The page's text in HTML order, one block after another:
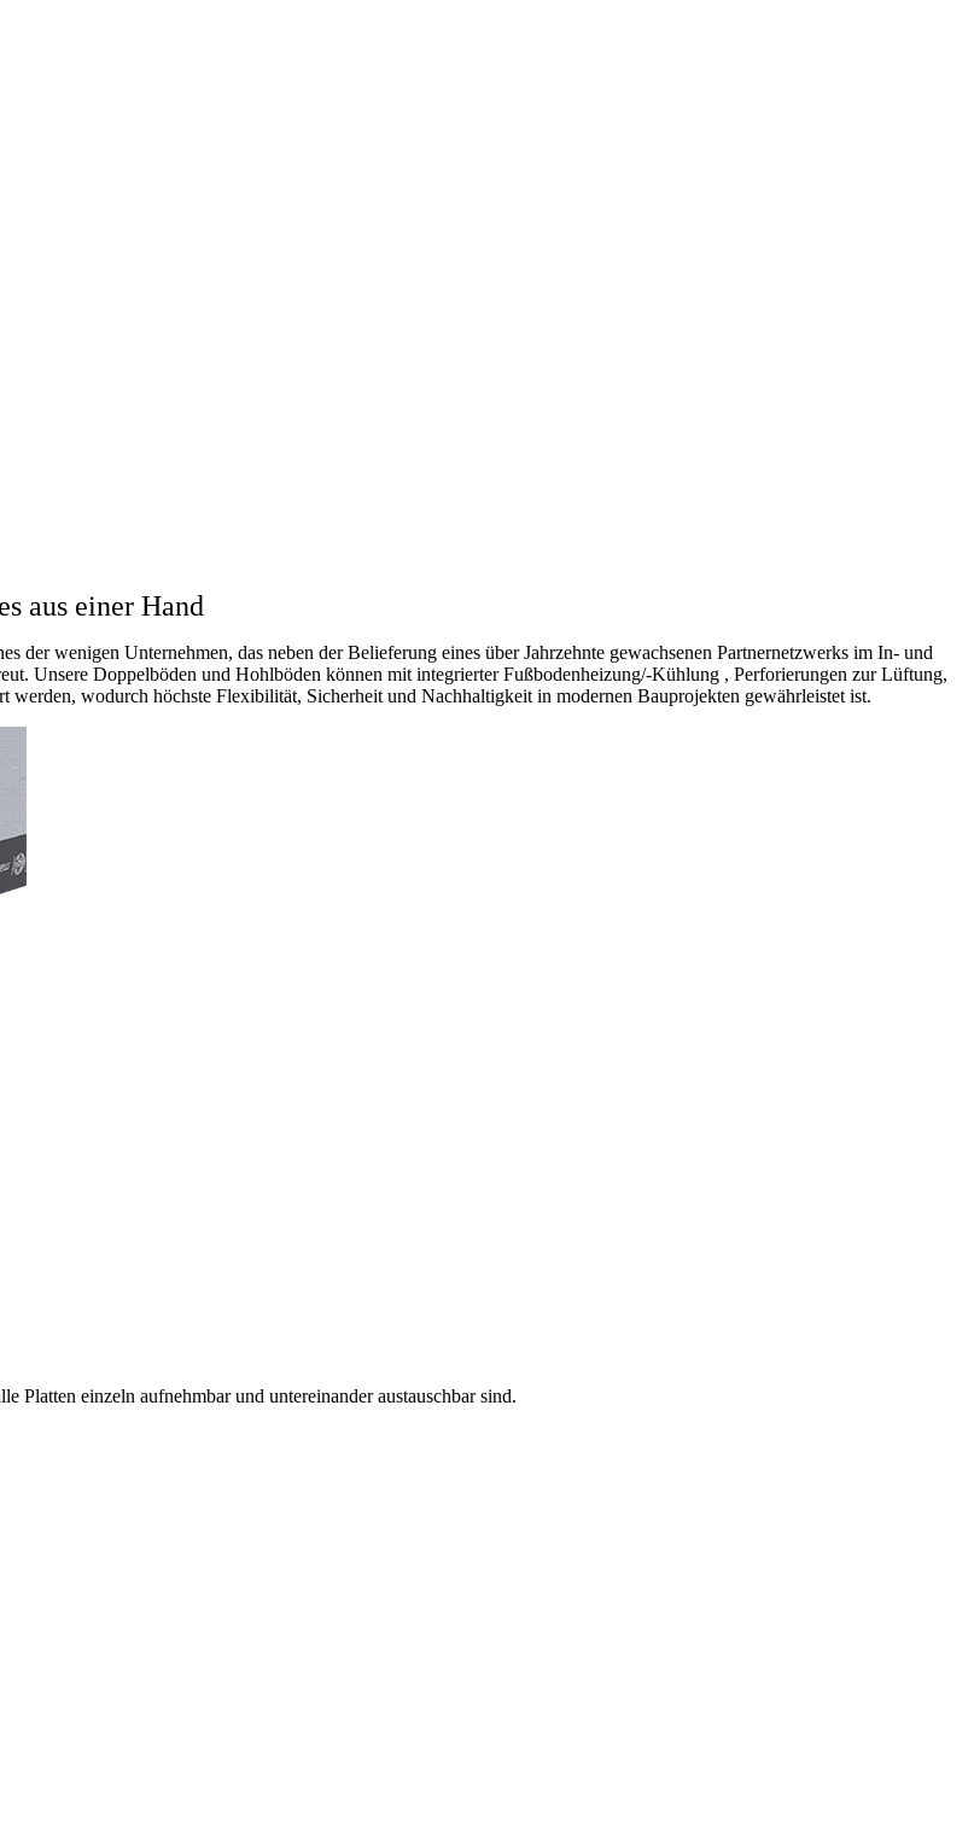
aus einer Hand
wenigen Unternehmen, das neben der Belieferung eines über Jahrzehnte gewachsenen Partnernetzwerks im In- und
Unsere Doppelböden und Hohlböden können mit integrierter Fußbodenheizung/-Kühlung , Perforierungen zur Lüftung,
werden, wodurch höchste Flexibilität, Sicherheit und Nachhaltigkeit in modernen Bauprojekten gewährleistet ist.
Platten einzeln aufnehmbar und untereinander austauschbar sind.